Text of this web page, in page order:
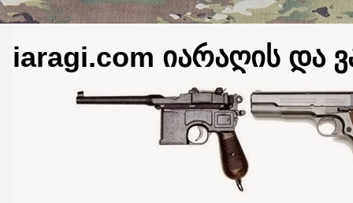
iaragi.com იარაღის და